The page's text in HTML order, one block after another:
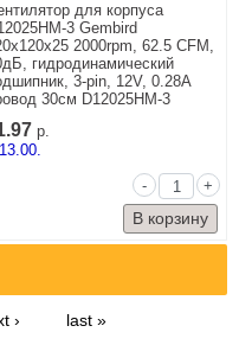
для корпуса
3 Gembird
2000rpm, 62.5 CFM,
гидродинамический
3-pin, 12V, 0.28A
30см D12025HM-3
р.
-
+
› last »